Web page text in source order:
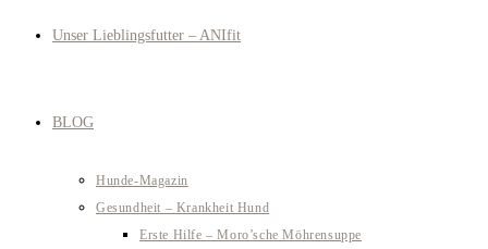
Unser Lieblingsfutter – ANIfit
BLOG
Hunde-Magazin
Gesundheit – Krankheit Hund
Erste Hilfe – Moro’sche Möhrensuppe